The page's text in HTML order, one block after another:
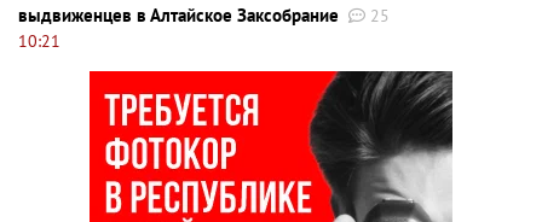
выдвиженцев в Алтайское Заксобрание
25
10:21